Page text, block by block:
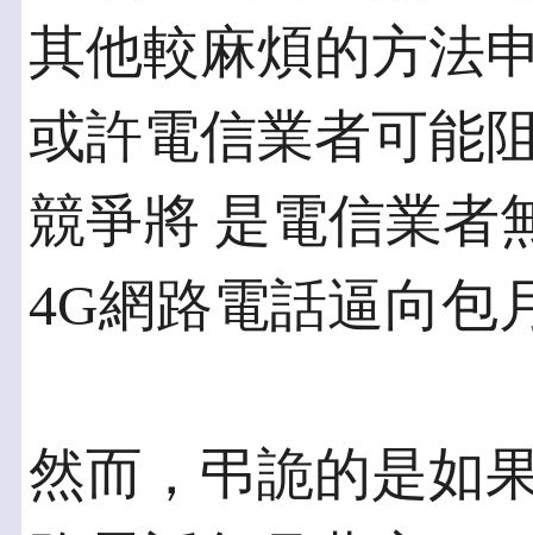
其他較麻煩的方法
或許電信業者可能
競爭將 是電信業者
4G網路電話逼向包
然而，弔詭的是如